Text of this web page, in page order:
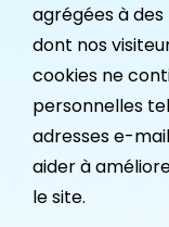
agrégées à
dont nos
cookies ne
personnelles
adresses e-
aider à
le site.